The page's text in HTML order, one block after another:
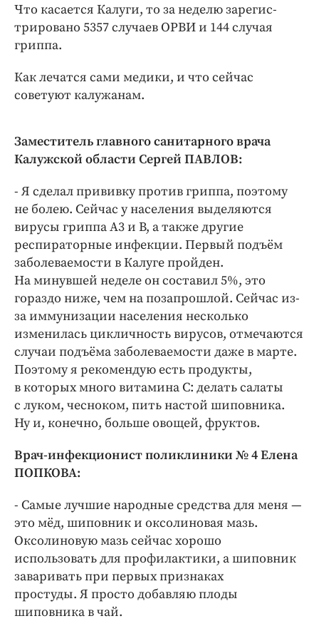
Что касается Калуги, то за неделю зарегис­
трировано 5357 случаев ОРВИ и 144 случая
гриппа.
Как лечатся сами медики, и что сейчас
советуют калужанам.
Заместитель главного санитарного врача
Калужской области Сергей ПАВЛОВ:
- Я сделал прививку против гриппа, поэтому
не болею. Сейчас у населения выделяются
вирусы гриппа А3 и В, а также другие
респираторные инфекции. Первый подъём
заболеваемости в Калуге пройден.
На минувшей неделе он составил 5%, это
гораздо ниже, чем на позапрошлой. Сейчас из-
за иммунизации населения несколько
изменилась цикличность вирусов, отмечаются
случаи подъёма заболеваемости даже в марте.
Поэтому я рекомендую есть продукты,
в которых много витамина С: делать салаты
с луком, чесноком, пить настой шиповника.
Ну и, конечно, больше овощей, фруктов.
Врач-инфекционист поликлиники № 4 Елена
ПОПКОВА:
- Самые лучшие народные средства для меня —
это мёд, шиповник и оксолиновая мазь.
Оксолиновую мазь сейчас хорошо
использовать для профилактики, а шиповник
заваривать при первых признаках
простуды. Я просто добавляю плоды
шиповника в чай.